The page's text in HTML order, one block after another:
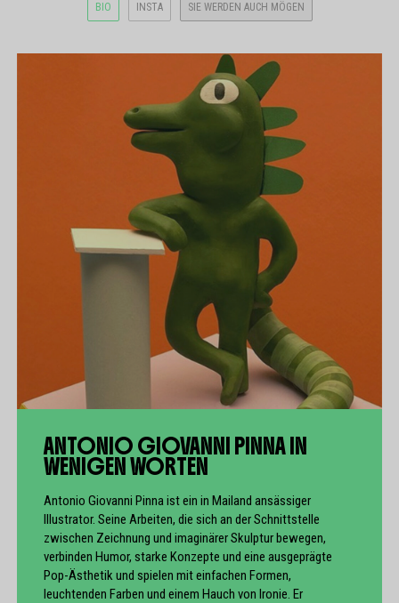
BIO INSTA SIE WERDEN AUCH MÖGEN
ANTONIO GIOVANNI PINNA IN
WENIGEN WORTEN
Antonio Giovanni Pinna ist ein in Mailand ansässiger
Illustrator. Seine Arbeiten, die sich an der Schnittstelle
zwischen Zeichnung und imaginärer Skulptur bewegen,
verbinden Humor, starke Konzepte und eine ausgeprägte
Pop-Ästhetik und spielen mit einfachen Formen,
leuchtenden Farben und einem Hauch von Ironie. Er